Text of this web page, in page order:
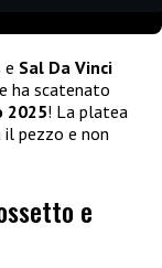
e Sal Da Vinci
ha scatenato
2025! La platea
pezzo e non
e